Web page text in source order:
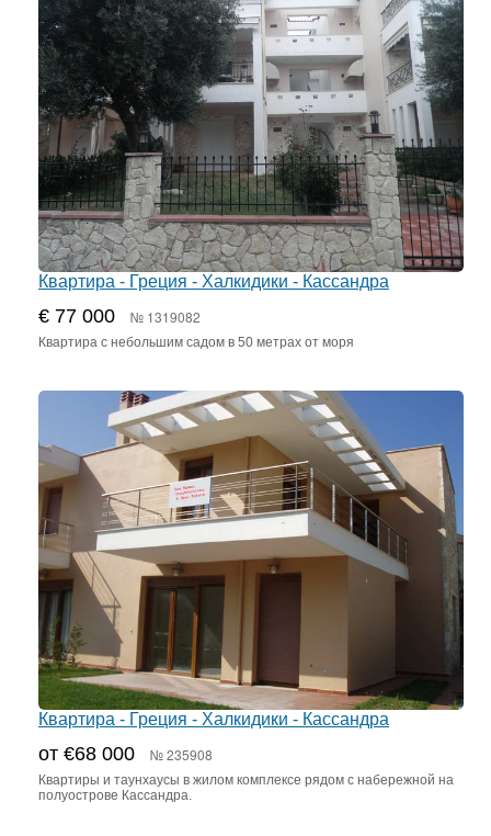
Квартира - Греция - Халкидики - Кассандра
€ 77 000 № 1319082
Квартира с небольшим садом в 50 метрах от моря
Квартира - Греция - Халкидики - Кассандра
от €68 000 № 235908
Квартиры и таунхаусы в жилом комплексе рядом с набережной на
полуострове Кассандра.